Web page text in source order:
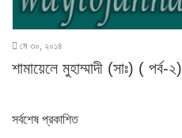
মে ৩০, ২০১৪
শামায়েলে মুহাম্মাদী (সাঃ) ( পর্ব-২)
স‍র্বশেষ প্রকাশিত